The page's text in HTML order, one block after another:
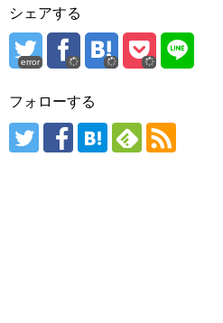
シェアする
error
フォローする